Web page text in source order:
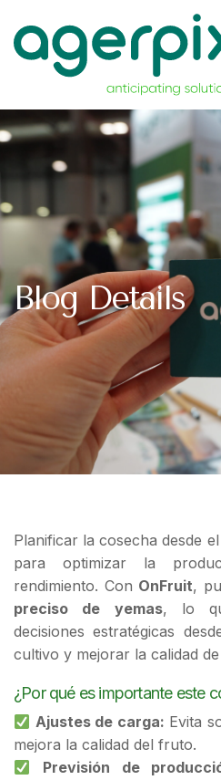
Blog Details
Planificar la cosecha desde
para optimizar la
rendimiento. Con OnFruit,
preciso de yemas, lo
decisiones estratégicas
cultivo y mejorar la calidad
¿Por qué es importante este
Ajustes de carga: Evita
mejora la calidad del fruto.
Previsión de